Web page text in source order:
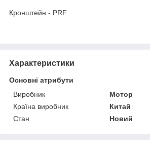
Кронштейн - PRF
Характеристики
Основні атрибути
Виробник
Мотор
Країна виробник
Китай
Стан
Новий